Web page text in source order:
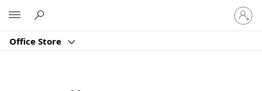
Office Store
Meld
je
aan
je